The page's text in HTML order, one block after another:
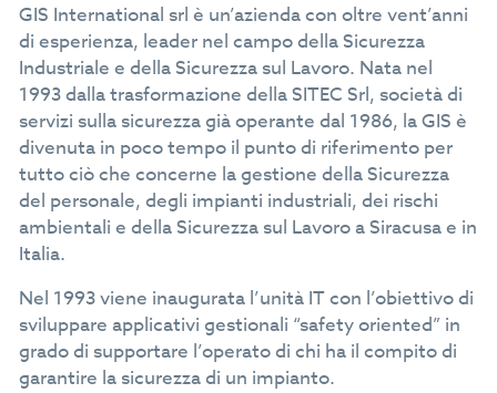
GIS International srl è un’azienda con oltre vent’anni
di esperienza, leader nel campo della Sicurezza
Industriale e della Sicurezza sul Lavoro. Nata nel
1993 dalla trasformazione della SITEC Srl, società di
servizi sulla sicurezza già operante dal 1986, la GIS è
divenuta in poco tempo il punto di riferimento per
tutto ciò che concerne la gestione della Sicurezza
del personale, degli impianti industriali, dei rischi
ambientali e della Sicurezza sul Lavoro a Siracusa e in
Italia.
Nel 1993 viene inaugurata l’unità IT con l’obiettivo di
sviluppare applicativi gestionali “safety oriented” in
grado di supportare l’operato di chi ha il compito di
garantire la sicurezza di un impianto.